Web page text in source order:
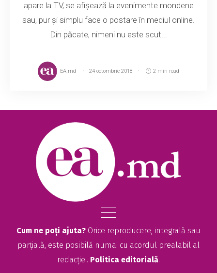
apare la TV, se afișează la evenimente mondene
sau, pur și simplu face o postare în mediul online.
Din păcate, nimeni nu este scut...
EA.md 24 octombrie 2018 2 min read
Cum ne poți ajuta? Orice reproducere, integrală sau
parțială, este posibilă numai cu acordul prealabil al
redacției. Politica editorială.